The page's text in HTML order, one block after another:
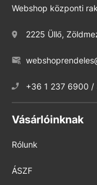
Webshop központi
2225 Üllő,
+36 1 237 6900 /
Vásárlóinknak
Rólunk
ÁSZF